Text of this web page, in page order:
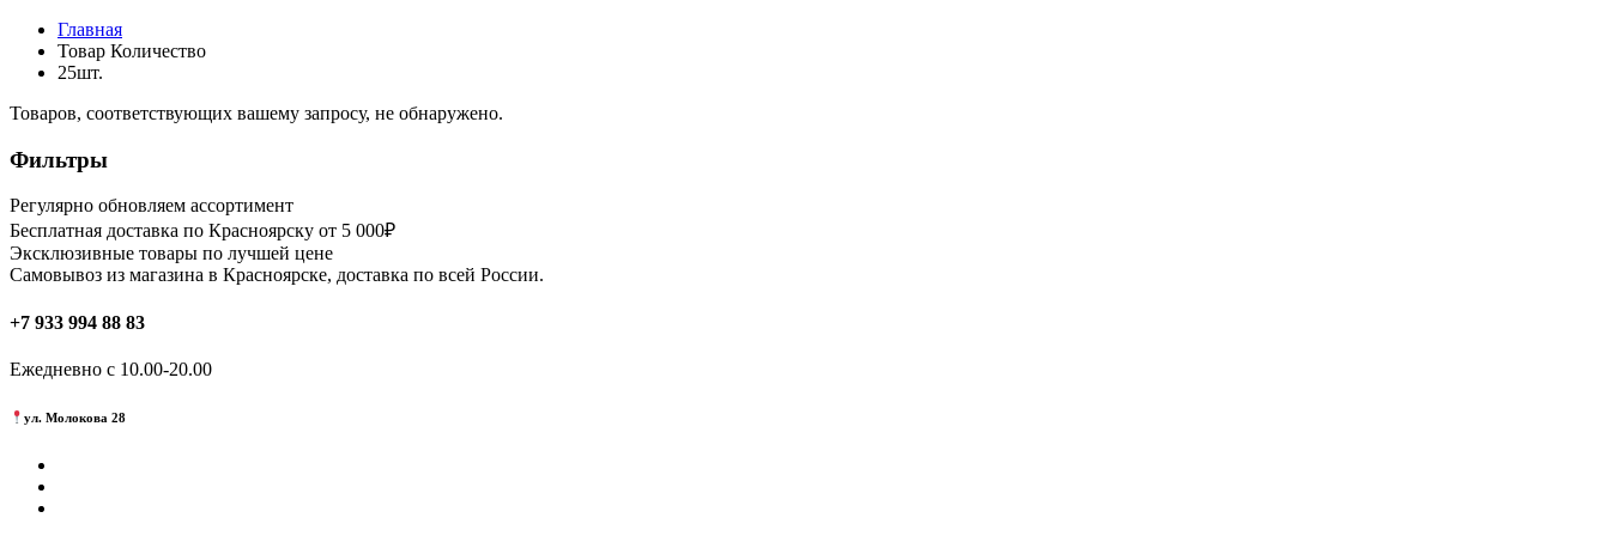
Главная
Товар Количество
25шт.
Товаров, соответствующих вашему запросу, не обнаружено.
Фильтры
Регулярно обновляем ассортимент
Бесплатная доставка по Красноярску от 5 000₽
Эксклюзивные товары по лучшей цене
Самовывоз из магазина в Красноярске, доставка по всей России.
+7 933 994 88 83
Ежедневно с 10.00-20.00
ул. Молокова 28